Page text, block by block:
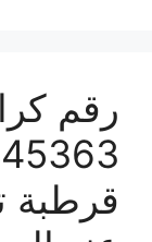
رقم
قرطبة